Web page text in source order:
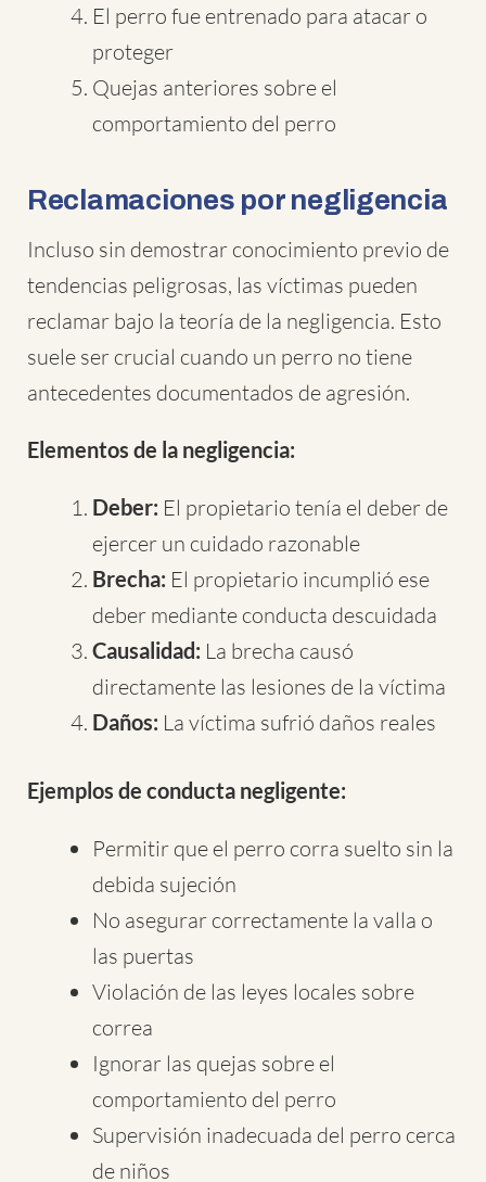
El perro fue entrenado para atacar o
proteger
Quejas anteriores sobre el
comportamiento del perro
Reclamaciones por negligencia
Incluso sin demostrar conocimiento previo de
tendencias peligrosas, las víctimas pueden
reclamar bajo la teoría de la negligencia. Esto
suele ser crucial cuando un perro no tiene
antecedentes documentados de agresión.
Elementos de la negligencia:
Deber: El propietario tenía el deber de
ejercer un cuidado razonable
Brecha: El propietario incumplió ese
deber mediante conducta descuidada
Causalidad: La brecha causó
directamente las lesiones de la víctima
Daños: La víctima sufrió daños reales
Ejemplos de conducta negligente:
Permitir que el perro corra suelto sin la
debida sujeción
No asegurar correctamente la valla o
las puertas
Violación de las leyes locales sobre
correa
Ignorar las quejas sobre el
comportamiento del perro
Supervisión inadecuada del perro cerca
de niños